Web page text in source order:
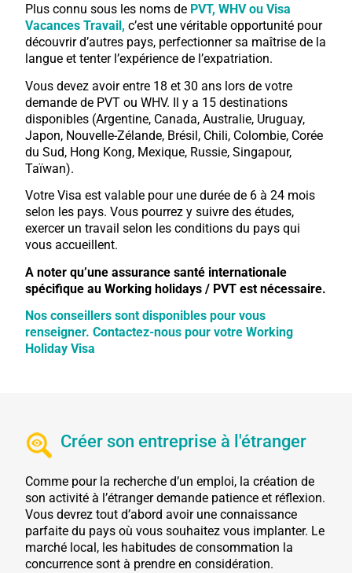
Plus connu sous les noms de PVT, WHV ou Visa
Vacances Travail, c’est une véritable opportunité pour
découvrir d’autres pays, perfectionner sa maîtrise de la
langue et tenter l’expérience de l’expatriation.
Vous devez avoir entre 18 et 30 ans lors de votre
demande de PVT ou WHV. Il y a 15 destinations
disponibles (Argentine, Canada, Australie, Uruguay,
Japon, Nouvelle-Zélande, Brésil, Chili, Colombie, Corée
du Sud, Hong Kong, Mexique, Russie, Singapour,
Taïwan).
Votre Visa est valable pour une durée de 6 à 24 mois
selon les pays. Vous pourrez y suivre des études,
exercer un travail selon les conditions du pays qui
vous accueillent.
A noter qu’une assurance santé internationale
spécifique au Working holidays / PVT est nécessaire.
Nos conseillers sont disponibles pour vous
renseigner. Contactez-nous pour votre Working
Holiday Visa
Créer son entreprise à l'étranger
Comme pour la recherche d’un emploi, la création de
son activité à l’étranger demande patience et réflexion.
Vous devrez tout d’abord avoir une connaissance
parfaite du pays où vous souhaitez vous implanter. Le
marché local, les habitudes de consommation la
concurrence sont à prendre en considération.